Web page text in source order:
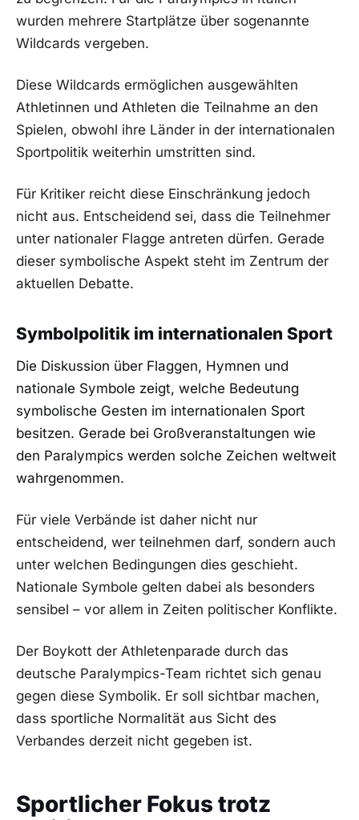
wurden mehrere Startplätze über sogenannte
Wildcards vergeben.
Diese Wildcards ermöglichen ausgewählten
Athletinnen und Athleten die Teilnahme an den
Spielen, obwohl ihre Länder in der internationalen
Sportpolitik weiterhin umstritten sind.
Für Kritiker reicht diese Einschränkung jedoch
nicht aus. Entscheidend sei, dass die Teilnehmer
unter nationaler Flagge antreten dürfen. Gerade
dieser symbolische Aspekt steht im Zentrum der
aktuellen Debatte.
Symbolpolitik im internationalen Sport
Die Diskussion über Flaggen, Hymnen und
nationale Symbole zeigt, welche Bedeutung
symbolische Gesten im internationalen Sport
besitzen. Gerade bei Großveranstaltungen wie
den Paralympics werden solche Zeichen weltweit
wahrgenommen.
Für viele Verbände ist daher nicht nur
entscheidend, wer teilnehmen darf, sondern auch
unter welchen Bedingungen dies geschieht.
Nationale Symbole gelten dabei als besonders
sensibel – vor allem in Zeiten politischer Konflikte.
Der Boykott der Athletenparade durch das
deutsche Paralympics-Team richtet sich genau
gegen diese Symbolik. Er soll sichtbar machen,
dass sportliche Normalität aus Sicht des
Verbandes derzeit nicht gegeben ist.
Sportlicher Fokus trotz